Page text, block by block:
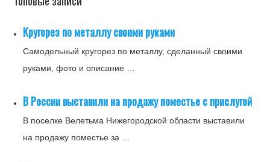
Кругорез по металлу своими руками
Самодельный кругорез по металлу, сделанный своими
руками, фото и описание …
В России выставили на продажу поместье с прислугой
В поселке Велетьма Нижегородской области выставили
на продажу поместье за …